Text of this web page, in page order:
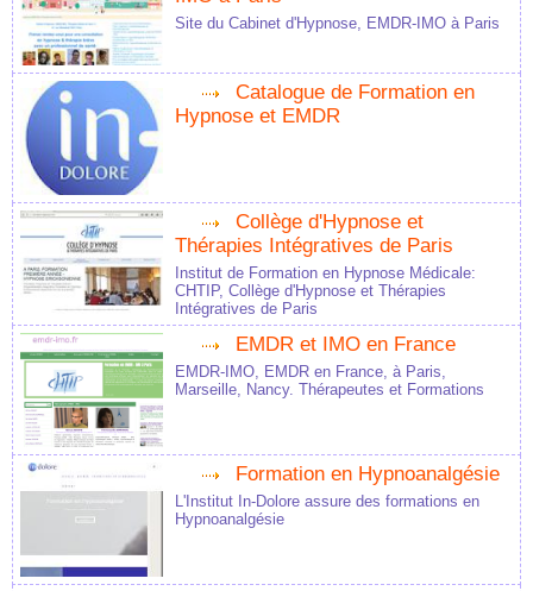
Site du Cabinet d'Hypnose, EMDR-IMO à Paris
Catalogue de Formation en
Hypnose et EMDR
Collège d'Hypnose et
Thérapies Intégratives de Paris
Institut de Formation en Hypnose Médicale:
CHTIP, Collège d'Hypnose et Thérapies
Intégratives de Paris
EMDR et IMO en France
EMDR-IMO, EMDR en France, à Paris,
Marseille, Nancy. Thérapeutes et Formations
Formation en Hypnoanalgésie
L'Institut In-Dolore assure des formations en
Hypnoanalgésie